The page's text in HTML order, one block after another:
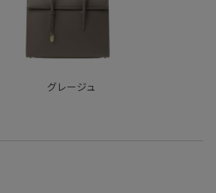
グレージュ